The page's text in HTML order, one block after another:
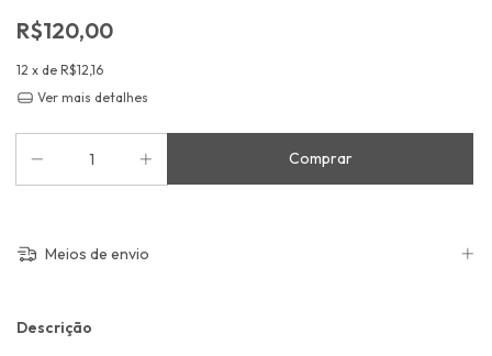
R$120,00
12 x de R$12,16
Ver mais detalhes
Meios de envio
Descrição